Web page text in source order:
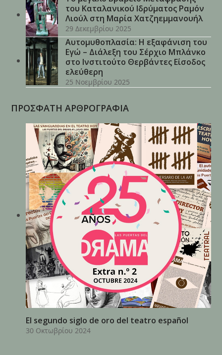
του Καταλανικού Ιδρύματος Ραμόν
Λιούλ στη Μαρία Χατζηεμμανουήλ
29 Δεκεμβρίου 2025
Αυτομυθοπλασία: Η εξαφάνιση του
Εγώ – Διάλεξη του Σέρχιο Μπλάνκο
στο Ινστιτούτο Θερβάντες Είσοδος
ελεύθερη
25 Νοεμβρίου 2025
ΠΡΟΣΦΑΤΗ ΑΡΘΡΟΓΡΑΦΙΑ
El segundo siglo de oro del teatro español
30 Οκτωβρίου 2024